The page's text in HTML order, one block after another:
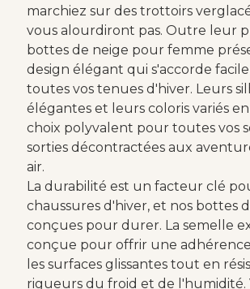
marchiez sur des trottoirs
vous alourdiront pas. Outre leur
bottes de neige pour femme
design élégant qui s'accorde
toutes vos tenues d'hiver. Leurs
élégantes et leurs coloris variés
choix polyvalent pour toutes vos
sorties décontractées aux
air.
La durabilité est un facteur clé
chaussures d'hiver, et nos bottes
conçues pour durer. La semelle
conçue pour offrir une
les surfaces glissantes tout en
rigueurs du froid et de l'humidité.